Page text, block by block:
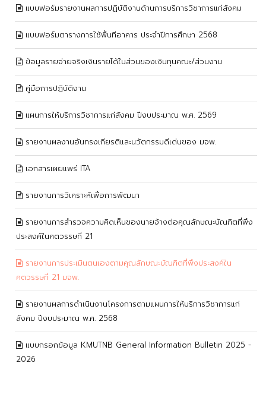
แบบฟอร์มรายงานผลการปฏิบัติงานด้านการบริการวิชาการแก่สังคม
แบบฟอร์มตารางการใช้พื้นทีอาคาร ประจำปีการศึกษา 2568
ข้อมูลรายจ่ายจริงเงินรายได้ในส่วนของเงินทุนคณะ/ส่วนงาน
คู่มือการปฏิบัติงาน
แผนการให้บริการวิชาการแก่สังคม ปีงบประมาณ พ.ศ. 2569
รายงานผลงานอันทรงเกียรติและนวัตกรรมดีเด่นของ มจพ.
เอกสารเผยแพร่ ITA
รายงานการวิเคราะห์เพื่อการพัฒนา
รายงานการสำรวจความคิดเห็นของนายจ้างต่อคุณลักษณะบัณฑิตที่พึง
ประสงค์ในศตวรรษที่ 21
รายงานการประเมินตนเองตามคุณลักษณะบัณฑิตที่พึงประสงค์ใน
ศตวรรษที่ 21 มจพ.
รายงานผลการดำเนินงานโครงการตามแผนการให้บริการวิชาการแก่
สังคม ปีงบประมาณ พ.ศ. 2568
แบบกรอกข้อมูล KMUTNB General Information Bulletin 2025 -
2026